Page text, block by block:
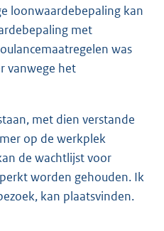
loonwaardebepaling kan
met
was
vanwege het
met dien verstande
op de werkplek
de wachtlijst voor
worden gehouden. Ik
kan plaatsvinden.